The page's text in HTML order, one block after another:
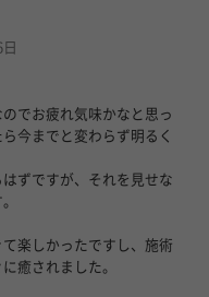
でお疲れ気味かなと思っ
今までと変わらず明るく
ずですが、それを見せな
楽しかったですし、施術
癒されました。